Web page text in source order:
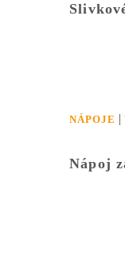
NÁPOJE
Nápoj